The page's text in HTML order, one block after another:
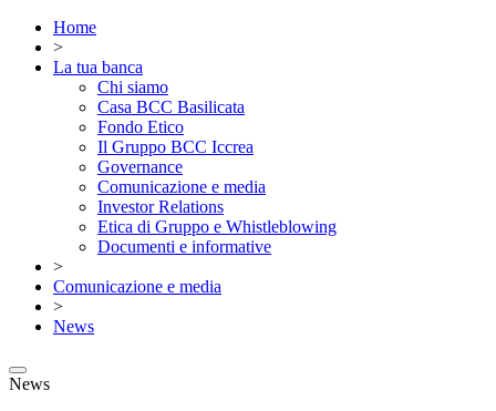
Home
>
La tua banca
Chi siamo
Casa BCC Basilicata
Fondo Etico
Il Gruppo BCC Iccrea
Governance
Comunicazione e media
Investor Relations
Etica di Gruppo e Whistleblowing
Documenti e informative
>
Comunicazione e media
>
News
News